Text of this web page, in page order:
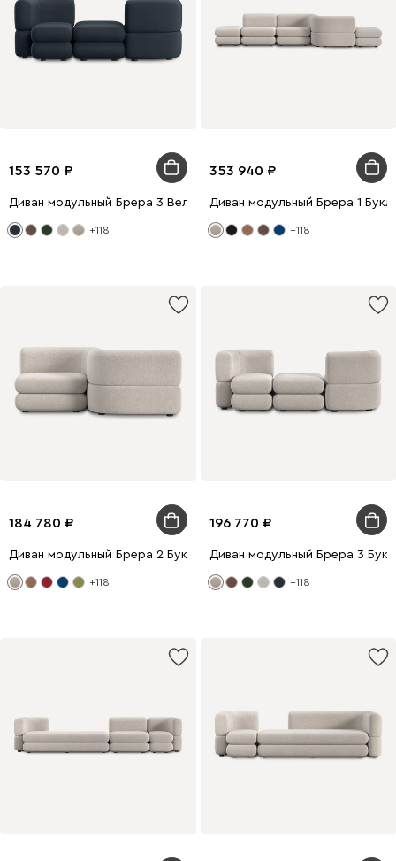
153 570
Диван модульный Брера 3 Велюр Темно-синий
+118
353 940
Диван модульный Брера 1
+118
184 780
Диван модульный Брера 2 Букле Бежевый
+118
196 770
Диван модульный Брера 3
+118